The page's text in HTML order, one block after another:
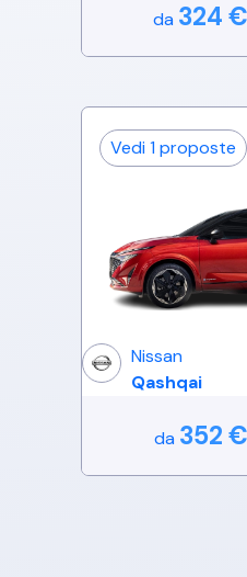
da 324 €
Vedi 1 proposte
Nissan
Qashqai
da 352 €